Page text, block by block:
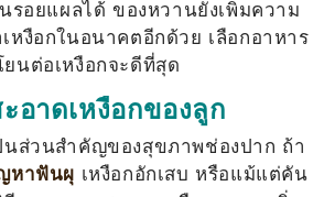
รอยแผลได้ ของหวานยังเพิ่มความ
หงือกในอนาคตอีกด้วย เลือกอาหาร
นต่อเหงือกจะดีที่สุด
อาดเหงือกของลูก
นส่วนสำคัญของสุขภาพช่องปาก ถ้า
หาฟันผุ เหงือกอักเสบ หรือแม้แต่คัน